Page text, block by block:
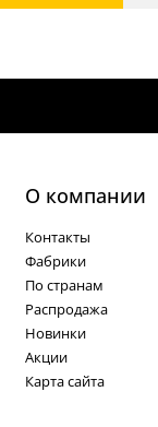
О компании
Контакты
Фабрики
По странам
Распродажа
Новинки
Акции
Карта сайта